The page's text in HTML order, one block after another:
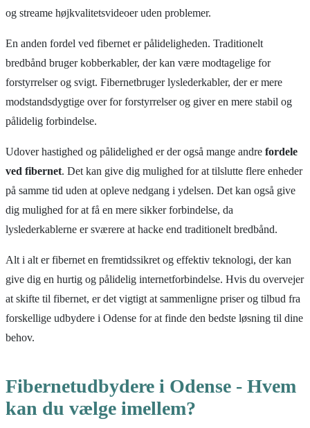
og streame højkvalitetsvideoer uden problemer.
En anden fordel ved fibernet er pålideligheden. Traditionelt
bredbånd bruger kobberkabler, der kan være modtagelige for
forstyrrelser og svigt. Fibernetbruger lyslederkabler, der er mere
modstandsdygtige over for forstyrrelser og giver en mere stabil og
pålidelig forbindelse.
Udover hastighed og pålidelighed er der også mange andre fordele
ved fibernet. Det kan give dig mulighed for at tilslutte flere enheder
på samme tid uden at opleve nedgang i ydelsen. Det kan også give
dig mulighed for at få en mere sikker forbindelse, da
lyslederkablerne er sværere at hacke end traditionelt bredbånd.
Alt i alt er fibernet en fremtidssikret og effektiv teknologi, der kan
give dig en hurtig og pålidelig internetforbindelse. Hvis du overvejer
at skifte til fibernet, er det vigtigt at sammenligne priser og tilbud fra
forskellige udbydere i Odense for at finde den bedste løsning til dine
behov.
Fibernetudbydere i Odense - Hvem
kan du vælge imellem?